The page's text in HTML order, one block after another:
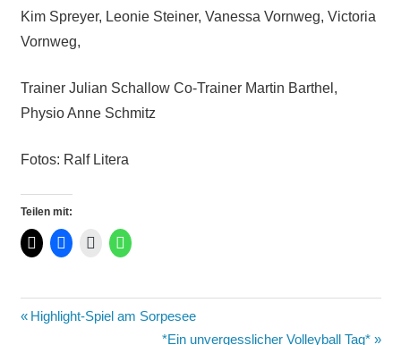
Kim Spreyer, Leonie Steiner, Vanessa Vornweg, Victoria
Vornweg,
Trainer Julian Schallow Co-Trainer Martin Barthel,
Physio Anne Schmitz
Fotos: Ralf Litera
Teilen mit:
Highlight-Spiel am Sorpesee
*Ein unvergesslicher Volleyball Tag*